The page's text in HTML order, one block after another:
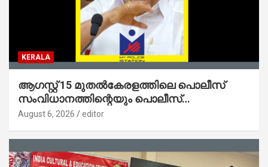
KERALA
ആഗസ്റ്റ് 15 മുതല്‍കേരളത്തിലെ പൊലീസ്
സംവിധാനത്തിന്റെയും പൊലീസ്
സ്റ്റേഷനുകളുടെയും മുഖഛായ മാറുകയാണ് :
August 6, 2026 editor